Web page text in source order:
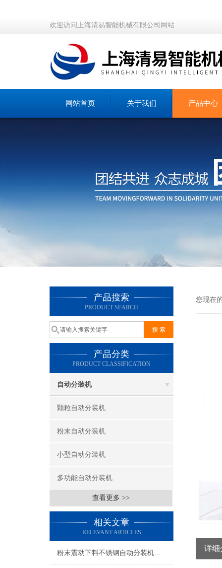
欢迎访问上海清易智能机械有限公司网站
网站首页 关于我们 产品中心
产品搜索
PRODUCT SEARCH
产品分类
PRODUCT CLASSIFICATION
自动分装机
颗粒自动分装机
粉末自动分装机
小型自动分装机
多功能自动分装机
查看更多 >>
相关文章
RELEVANT ARTICLES
粉末震动下料不锈钢自动分装机产品简介
您现在
详细